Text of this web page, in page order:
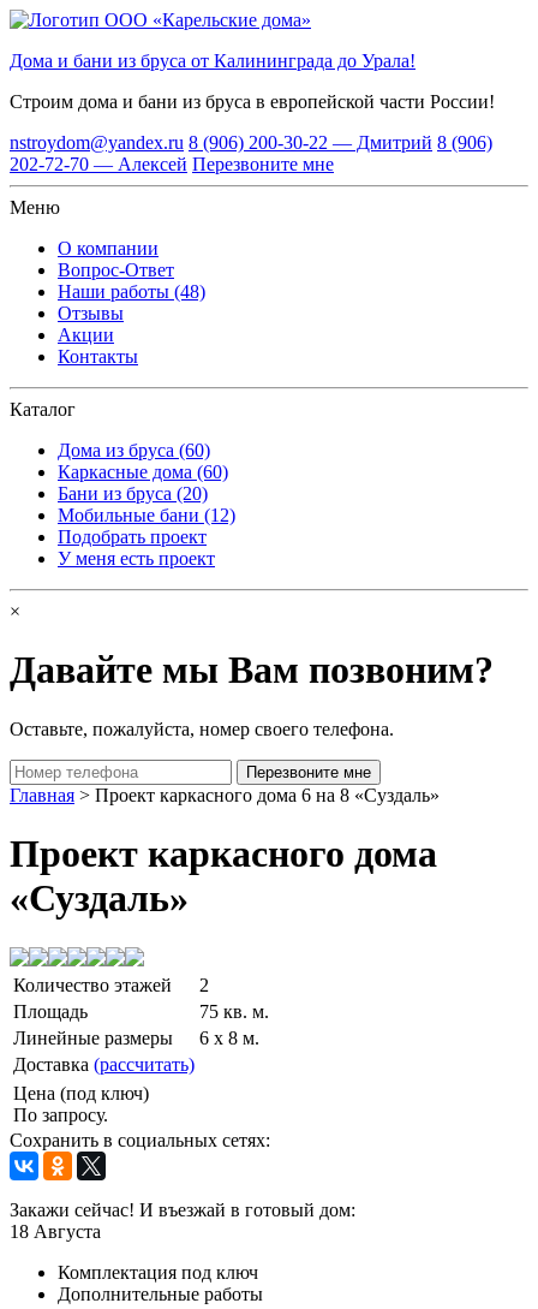
Дома и бани из бруса от Калининграда до Урала!
Строим дома и бани из бруса в европейской части России!
nstroydom@yandex.ru 8 (906) 200-30-22 — Дмитрий 8 (906)
202-72-70 — Алексей Перезвоните мне
Меню
О компании
Вопрос-Ответ
Наши работы (48)
Отзывы
Акции
Контакты
Каталог
Дома из бруса (60)
Каркасные дома (60)
Бани из бруса (20)
Мобильные бани (12)
Подобрать проект
У меня есть проект
×
Давайте мы Вам позвоним?
Оставьте, пожалуйста, номер своего телефона.
Главная > Проект каркасного дома 6 на 8 «Суздаль»
Проект каркасного дома
«Суздаль»
Количество этажей
2
Площадь
75 кв. м.
Линейные размеры
6 x 8 м.
Доставка (рассчитать)
Цена (под ключ)
По запросу.
Сохранить в социальных сетях:
Закажи сейчас! И въезжай в готовый дом:
18 Августа
Комплектация под ключ
Дополнительные работы